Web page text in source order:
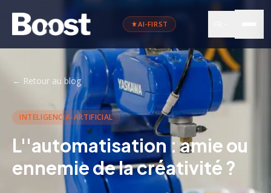
AI-FIRST
← Retour au blog
INTELIGENCIA-ARTIFICIAL
L''automatisation : amie ou
ennemie de la créativité ?